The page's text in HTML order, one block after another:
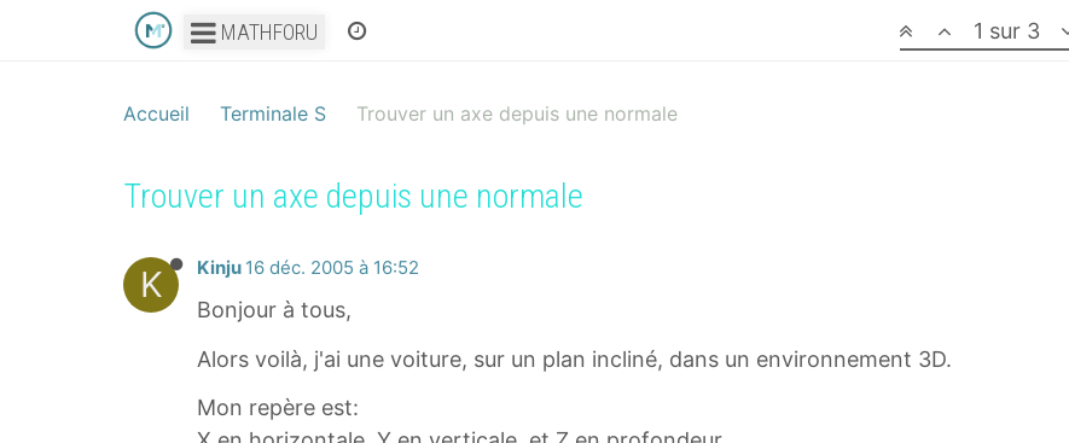
MATHFORU 1 sur 3
Accueil Terminale S Trouver un axe depuis une normale
Trouver un axe depuis une normale
K Kinju 16 déc. 2005 à 16:52
Bonjour à tous,
Alors voilà, j'ai une voiture, sur un plan incliné, dans un environnement 3D.
Mon repère est: